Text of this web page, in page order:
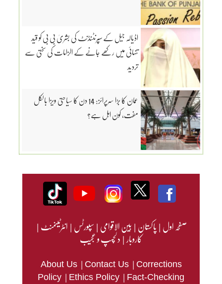
اڈیالہ جیل کے سپرنٹنڈنٹ کی بشریٰ بی بی کو قید
تنہائی میں رکھے جانے کے الزامات کی سختی سے
تردید
عمان کا بڑا سرپرائز: 14 دن کا سیاحتی ویزا بالکل
مفت، کون اہل ہے؟
صفحہ اول|پاکستان|بین الاقوامی|سپورٹس|انٹرٹینمنٹ|
کاروبار|دلچسپ و عجیب
About Us | Contact Us | Corrections
Policy | Ethics Policy | Fact-Checking